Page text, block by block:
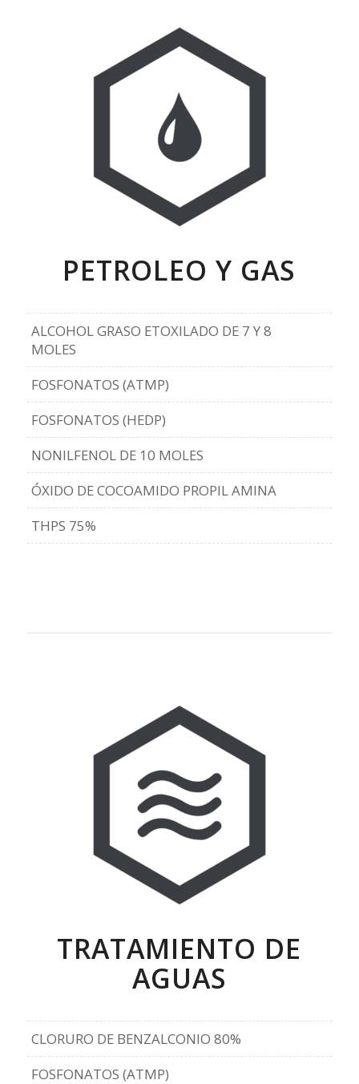
PETROLEO Y GAS
ALCOHOL GRASO ETOXILADO DE 7 Y 8
MOLES
FOSFONATOS (ATMP)
FOSFONATOS (HEDP)
NONILFENOL DE 10 MOLES
ÓXIDO DE COCOAMIDO PROPIL AMINA
THPS 75%
TRATAMIENTO DE
AGUAS
CLORURO DE BENZALCONIO 80%
FOSFONATOS (ATMP)